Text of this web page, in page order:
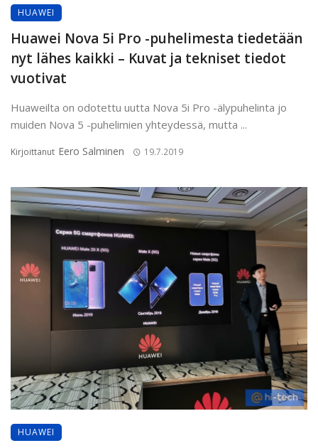
HUAWEI
Huawei Nova 5i Pro -puhelimesta tiedetään
nyt lähes kaikki – Kuvat ja tekniset tiedot
vuotivat
Huaweilta on odotettu uutta Nova 5i Pro -älypuhelinta jo
muiden Nova 5 -puhelimien yhteydessä, mutta ...
Kirjoittanut Eero Salminen 19.7.2019
HUAWEI